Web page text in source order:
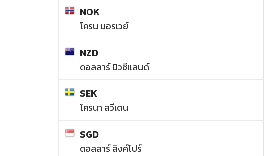
NOK
โครน นอรเวย์
NZD
ดอลลาร์ นิวซีแลนด์
SEK
โครนา สวีเดน
SGD
ดอลลาร์ สิงค์โปร์